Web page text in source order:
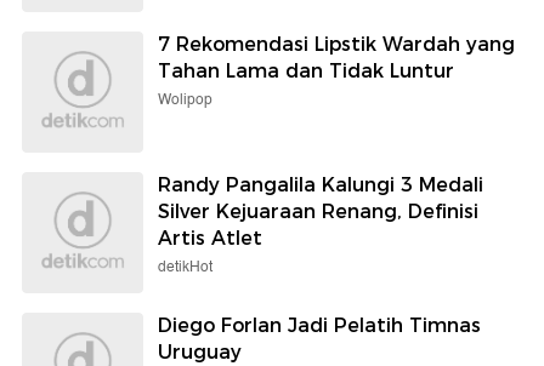
7 Rekomendasi Lipstik Wardah yang
Tahan Lama dan Tidak Luntur
Wolipop
Randy Pangalila Kalungi 3 Medali
Silver Kejuaraan Renang, Definisi
Artis Atlet
detikHot
Diego Forlan Jadi Pelatih Timnas
Uruguay